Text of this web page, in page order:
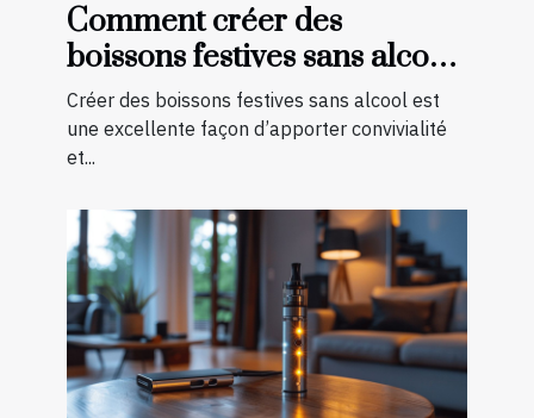
Comment créer des
boissons festives sans alcool
pour toutes les saisons
Créer des boissons festives sans alcool est
une excellente façon d’apporter convivialité
et...